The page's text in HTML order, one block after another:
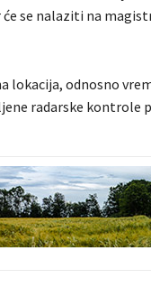
će se nalaziti na
lokacija, odnosno
radarske kontrole